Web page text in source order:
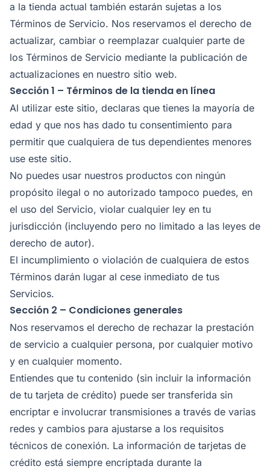
a la tienda actual también estarán sujetas a los
Términos de Servicio. Nos reservamos el derecho de
actualizar, cambiar o reemplazar cualquier parte de
los Términos de Servicio mediante la publicación de
actualizaciones en nuestro sitio web.
Sección 1 – Términos de la tienda en línea
Al utilizar este sitio, declaras que tienes la mayoría de
edad y que nos has dado tu consentimiento para
permitir que cualquiera de tus dependientes menores
use este sitio.
No puedes usar nuestros productos con ningún
propósito ilegal o no autorizado tampoco puedes, en
el uso del Servicio, violar cualquier ley en tu
jurisdicción (incluyendo pero no limitado a las leyes de
derecho de autor).
El incumplimiento o violación de cualquiera de estos
Términos darán lugar al cese inmediato de tus
Servicios.
Sección 2 – Condiciones generales
Nos reservamos el derecho de rechazar la prestación
de servicio a cualquier persona, por cualquier motivo
y en cualquier momento.
Entiendes que tu contenido (sin incluir la información
de tu tarjeta de crédito) puede ser transferida sin
encriptar e involucrar transmisiones a través de varias
redes y cambios para ajustarse a los requisitos
técnicos de conexión. La información de tarjetas de
crédito está siempre encriptada durante la